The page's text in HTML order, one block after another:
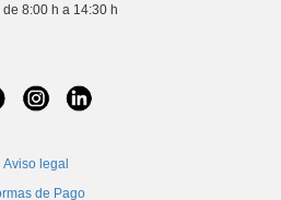
8:00 h a 14:30 h
Aviso legal
de Pago